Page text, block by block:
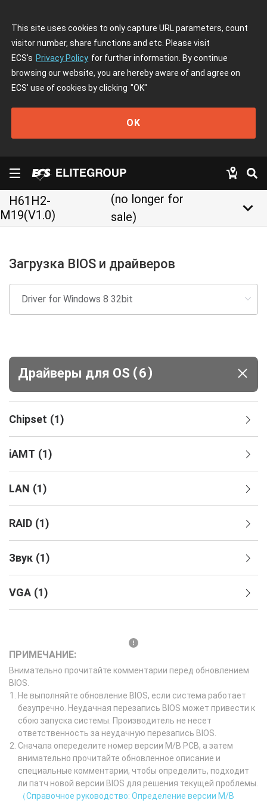
This site uses cookies to only capture URL parameters, count
visitor number, share functions and etc. Please visit
ECS's Privacy Policy for further information. By continue
browsing our website, you are hereby aware of and agree on
ECS' use of cookies by clicking "OK"
OK
H61H2-
M19(V1.0)
(no longer for
sale)
keyboard_arrow_down
Загрузка BIOS и драйверов
Драйверы для ОS (6)
Chipset (1)
iAMT (1)
LAN (1)
RAID (1)
Звук (1)
VGA (1)
ПРИМЕЧАНИЕ:
Внимательно прочитайте комментарии перед обновлением
BIOS.
Не выполняйте обновление BIOS, если система работает
безупречно. Неудачная перезапись BIOS может привести к
сбою запуска системы. Производитель не несет
ответственность за неудачную перезапись BIOS.
Сначала опеределите номер версии M/B PCB, а затем
внимательно прочитайте обновленное описание и
специальные комментарии, чтобы определить, подходит
ли патч новой версии BIOS для решения текущей проблемы.
（Справочное руководство: Определение версии M/B